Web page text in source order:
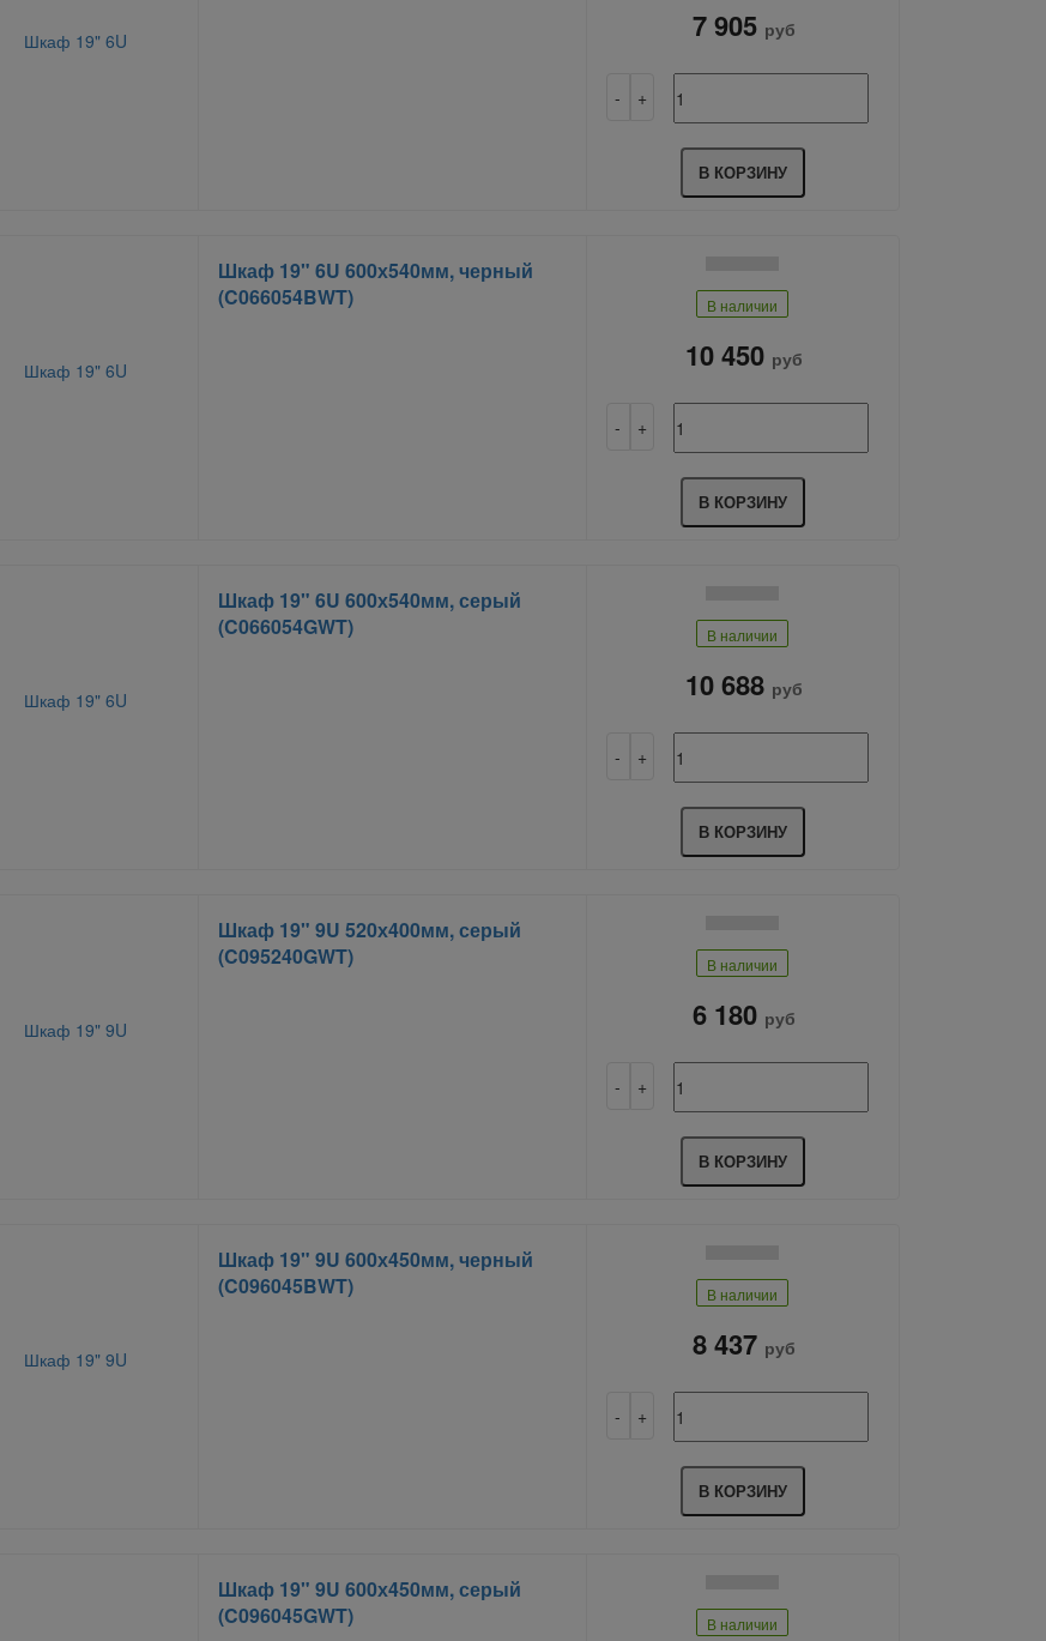
7 905 руб
В КОРЗИНУ
Шкаф 19" 6U 600х540мм, черный
(C066054BWT)
В наличии
10 450 руб
В КОРЗИНУ
Шкаф 19" 6U 600х540мм, серый
(C066054GWT)
В наличии
10 688 руб
В КОРЗИНУ
Шкаф 19" 9U 520х400мм, серый
(C095240GWT)
В наличии
6 180 руб
В КОРЗИНУ
Шкаф 19" 9U 600х450мм, черный
(C096045BWT)
В наличии
8 437 руб
В КОРЗИНУ
Шкаф 19" 9U 600х450мм, серый
(C096045GWT)
В наличии